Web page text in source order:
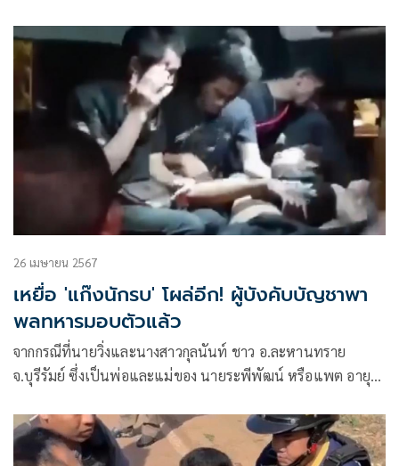
26 เมษายน 2567
เหยื่อ 'แก๊งนักรบ' โผล่อีก! ผู้บังคับบัญชาพา
พลทหารมอบตัวแล้ว
จากกรณีที่นายวิ่งและนางสาวกุลนันท์ ชาว อ.ละหานทราย
จ.บุรีรัมย์ ซึ่งเป็นพ่อและแม่ของ นายระพีพัฒน์ หรือแพต อายุ